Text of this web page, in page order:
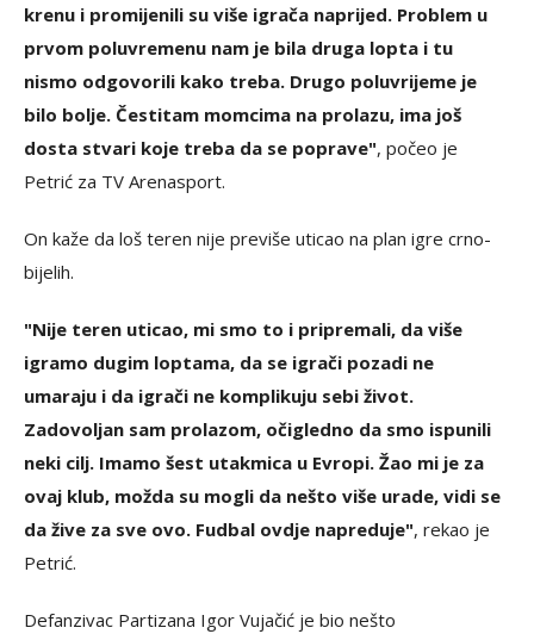
krenu i promijenili su više igrača naprijed. Problem u
prvom poluvremenu nam je bila druga lopta i tu
nismo odgovorili kako treba. Drugo poluvrijeme je
bilo bolje. Čestitam momcima na prolazu, ima još
dosta stvari koje treba da se poprave", počeo je
Petrić za TV Arenasport.
On kaže da loš teren nije previše uticao na plan igre crno-
bijelih.
"Nije teren uticao, mi smo to i pripremali, da više
igramo dugim loptama, da se igrači pozadi ne
umaraju i da igrači ne komplikuju sebi život.
Zadovoljan sam prolazom, očigledno da smo ispunili
neki cilj. Imamo šest utakmica u Evropi. Žao mi je za
ovaj klub, možda su mogli da nešto više urade, vidi se
da žive za sve ovo. Fudbal ovdje napreduje", rekao je
Petrić.
Defanzivac Partizana Igor Vujačić je bio nešto